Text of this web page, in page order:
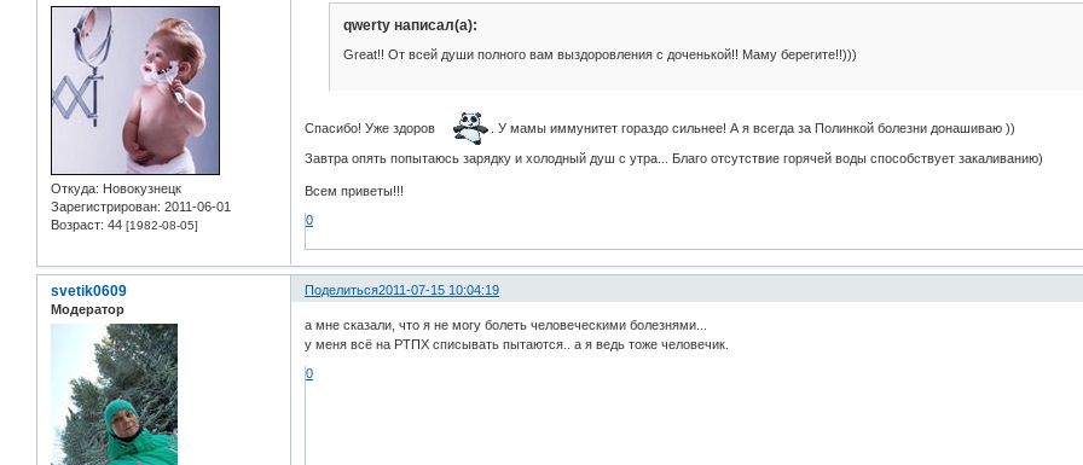
Откуда: Новокузнецк
Зарегистрирован: 2011-06-01
Возраст: 44 [1982-08-05]
qwerty написал(а):
Great!! От всей души полного вам выздоровления с доченькой!! Маму берегите!!)))
Спасибо! Уже здоров . У мамы иммунитет гораздо сильнее! А я всегда за Полинкой болезни донашиваю ))
Завтра опять попытаюсь зарядку и холодный душ с утра... Благо отсутствие горячей воды способствует закаливанию)
Всем приветы!!!
0
Поделиться2011-07-15 10:04:19
svetik0609
Модератор
а мне сказали, что я не могу болеть человеческими болезнями...
у меня всё на РТПХ списывать пытаются.. а я ведь тоже человечик.
0